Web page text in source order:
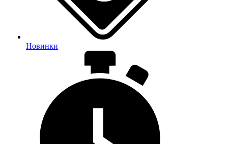
Новинки